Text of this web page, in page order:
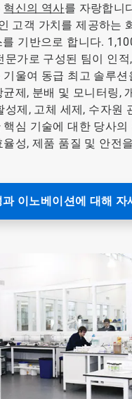
혁신의 역사를 자랑합니
고객 가치를 제공하는
기반으로 합니다.
문가로 구성된 팀이 인적
울여 동급 최고 솔루션
제, 분배 및 모니터링,
성제, 고체 세제, 수자원
심 기술에 대한 당사의
성, 제품 품질 및 안전
이노베이션에 대해 자